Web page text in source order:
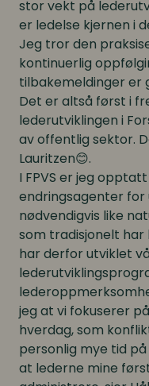
stor vekt på
er ledelse kjernen i
Jeg tror den
kontinuerlig
tilbakemeldinger er
Det er altså først i
lederutviklingen i
av offentlig sektor.
Lauritzen😊.
I FPVS er jeg
endringsagenter for
nødvendigvis like
som tradisjonelt
har derfor utviklet
jeg at vi fokuserer
hverdag, som
personlig mye tid
at lederne mine